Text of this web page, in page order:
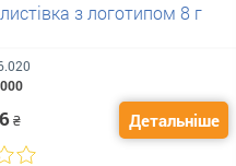
з логотипом 8 г
₴ Детальніше